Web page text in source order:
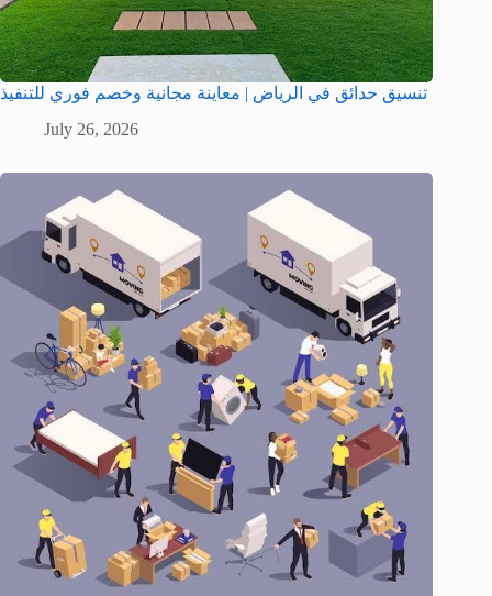
تنسيق حدائق في الرياض | معاينة مجانية وخصم فوري للتنفيذ
July 26, 2026